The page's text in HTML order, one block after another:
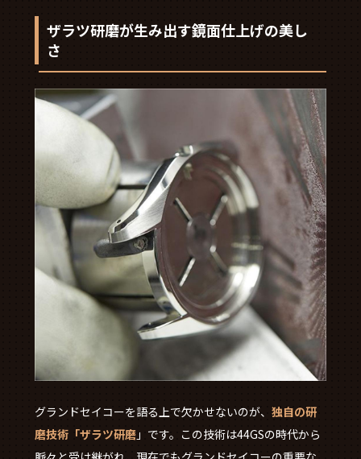
ザラツ研磨が生み出す鏡面仕上げの美し
さ
グランドセイコーを語る上で欠かせないのが、 独自の研
磨技術「ザラツ研磨」です。この技術は44GSの時代から